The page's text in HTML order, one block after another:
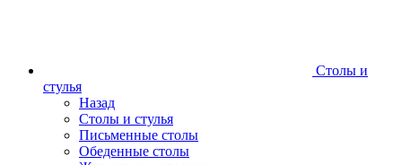
Столы и
стулья
Назад
Столы и стулья
Письменные столы
Обеденные столы